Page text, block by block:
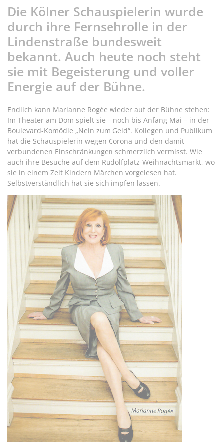
Die Kölner Schauspielerin wurde
durch ihre Fernsehrolle in der
Lindenstraße bundesweit
bekannt. Auch heute noch steht
sie mit Begeisterung und voller
Energie auf der Bühne.
Endlich kann Marianne Rogée wieder auf der Bühne stehen:
Im Theater am Dom spielt sie – noch bis Anfang Mai – in der
Boulevard-Komödie „Nein zum Geld“. Kollegen und Publikum
hat die Schauspielerin wegen Corona und den damit
verbundenen Einschränkungen schmerzlich vermisst. Wie
auch ihre Besuche auf dem Rudolfplatz-Weihnachtsmarkt, wo
sie in einem Zelt Kindern Märchen vorgelesen hat.
Selbstverständlich hat sie sich impfen lassen.